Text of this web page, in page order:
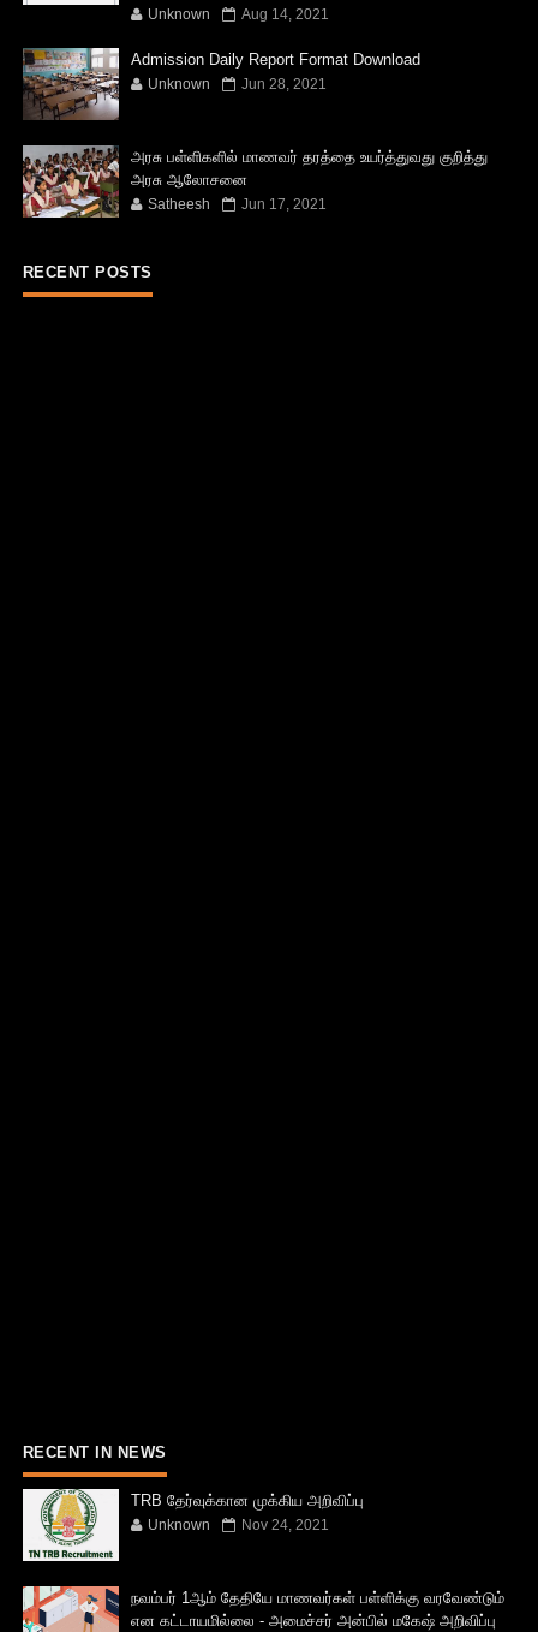
Unknown Aug 14, 2021
Admission Daily Report Format Download
Unknown Jun 28, 2021
அரசு பள்ளிகளில் மாணவர் தரத்தை உயர்த்துவது குறித்து
அரசு ஆலோசனை
Satheesh Jun 17, 2021
RECENT POSTS
RECENT IN NEWS
TRB தேர்வுக்கான முக்கிய அறிவிப்பு
Unknown Nov 24, 2021
நவம்பர் 1ஆம் தேதியே மாணவர்கள் பள்ளிக்கு வரவேண்டும்
என கட்டாயமில்லை - அமைச்சர் அன்பில் மகேஷ் அறிவிப்பு